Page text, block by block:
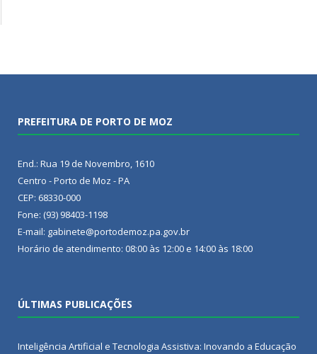
PREFEITURA DE PORTO DE MOZ
End.: Rua 19 de Novembro, 1610
Centro - Porto de Moz - PA
CEP: 68330-000
Fone: (93) 98403-1198
E-mail: gabinete@portodemoz.pa.gov.br
Horário de atendimento: 08:00 às 12:00 e 14:00 às 18:00
ÚLTIMAS PUBLICAÇÕES
Inteligência Artificial e Tecnologia Assistiva: Inovando a Educação